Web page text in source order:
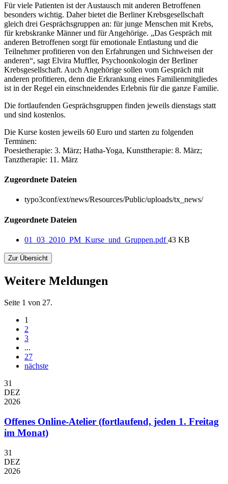
Für viele Patienten ist der Austausch mit anderen Betroffenen
besonders wichtig. Daher bietet die Berliner Krebsgesellschaft
gleich drei Gesprächsgruppen an: für junge Menschen mit Krebs,
für krebskranke Männer und für Angehörige. „Das Gespräch mit
anderen Betroffenen sorgt für emotionale Entlastung und die
Teilnehmer profitieren von den Erfahrungen und Sichtweisen der
anderen“, sagt Elvira Muffler, Psychoonkologin der Berliner
Krebsgesellschaft. Auch Angehörige sollen vom Gespräch mit
anderen profitieren, denn die Erkrankung eines Familienmitgliedes
ist in der Regel ein einschneidendes Erlebnis für die ganze Familie.
Die fortlaufenden Gesprächsgruppen finden jeweils dienstags statt
und sind kostenlos.
Die Kurse kosten jeweils 60 Euro und starten zu folgenden
Terminen:
Poesietherapie: 3. März; Hatha-Yoga, Kunsttherapie: 8. März;
Tanztherapie: 11. März
Zugeordnete Dateien
typo3conf/ext/news/Resources/Public/uploads/tx_news/
Zugeordnete Dateien
01_03_2010_PM_Kurse_und_Gruppen.pdf43 KB
Zur Übersicht
Weitere Meldungen
Seite 1 von 27.
1
2
3
...
27
nächste
31
DEZ
2026
Offenes Online-Atelier (fortlaufend, jeden 1. Freitag
im Monat)
31
DEZ
2026